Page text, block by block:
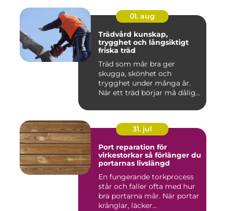
01. aug
Trädvård kunskap,
trygghet och långsiktigt
friska träd
Träd som mår bra ger
skugga, skönhet och
trygghet under många år.
När ett träd börjar må dåligt
31. jul
Port reparation för
virkestorkar så förlänger du
portarnas livslängd
En fungerande torkprocess
står och faller ofta med hur
bra portarna mår. När portar
krånglar, läcker...